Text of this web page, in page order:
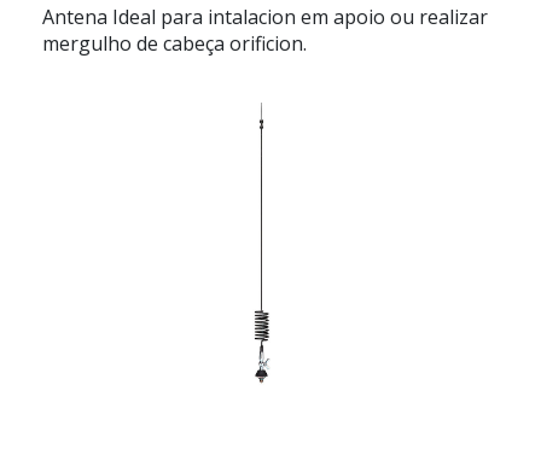
Antena Ideal para intalacion em apoio ou realizar
mergulho de cabeça orificion.